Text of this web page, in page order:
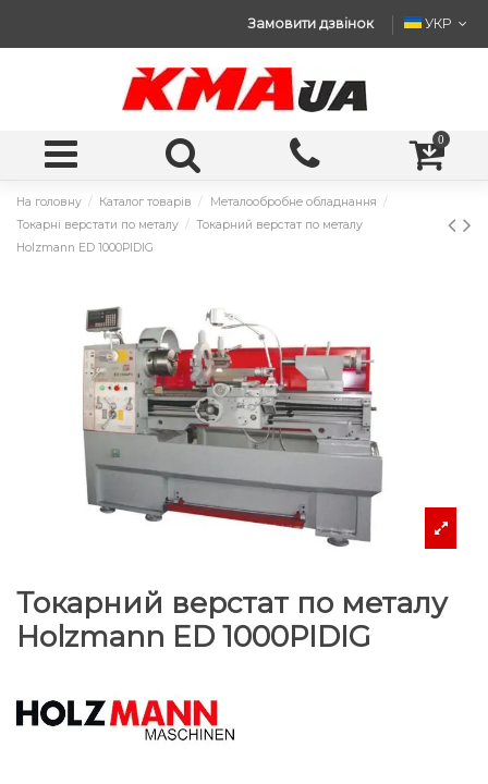
Замовити дзвінок УКР
0
На головну Каталог товарів
Металообробне обладнання
Токарні верстати по металу
Токарний верстат по металу
Holzmann ED 1000PIDIG
Токарний верстат по металу
Holzmann ED 1000PIDIG